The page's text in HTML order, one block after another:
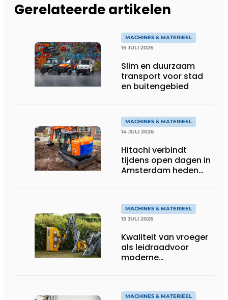
Gerelateerde artikelen
MACHINES & MATERIEEL
15 JULI 2026
Slim en duurzaam
transport voor stad
en buitengebied
MACHINES & MATERIEEL
14 JULI 2026
Hitachi verbindt
tijdens open dagen in
Amsterdam heden
MACHINES & MATERIEEL
13 JULI 2026
Kwaliteit van vroeger
als leidraadvoor
moderne
MACHINES & MATERIEEL